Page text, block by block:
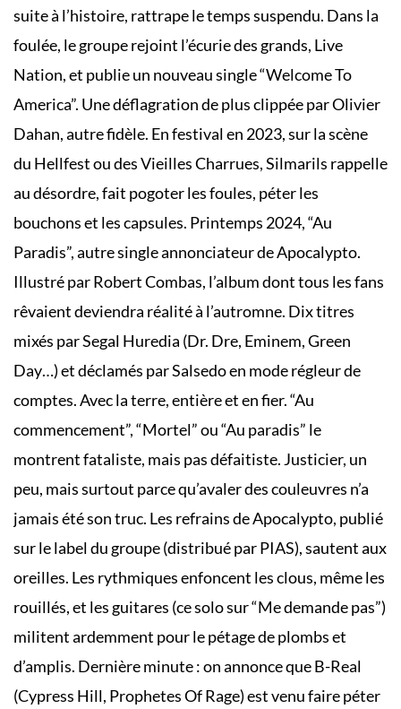
suite à l’histoire, rattrape le temps suspendu. Dans la
foulée, le groupe rejoint l’écurie des grands, Live
Nation, et publie un nouveau single “Welcome To
America”. Une déflagration de plus clippée par Olivier
Dahan, autre fidèle. En festival en 2023, sur la scène
du Hellfest ou des Vieilles Charrues, Silmarils rappelle
au désordre, fait pogoter les foules, péter les
bouchons et les capsules. Printemps 2024, “Au
Paradis”, autre single annonciateur de Apocalypto.
Illustré par Robert Combas, l’album dont tous les fans
rêvaient deviendra réalité à l’autromne. Dix titres
mixés par Segal Huredia (Dr. Dre, Eminem, Green
Day…) et déclamés par Salsedo en mode régleur de
comptes. Avec la terre, entière et en fier. “Au
commencement”, “Mortel” ou “Au paradis” le
montrent fataliste, mais pas défaitiste. Justicier, un
peu, mais surtout parce qu’avaler des couleuvres n’a
jamais été son truc. Les refrains de Apocalypto, publié
sur le label du groupe (distribué par PIAS), sautent aux
oreilles. Les rythmiques enfoncent les clous, même les
rouillés, et les guitares (ce solo sur “Me demande pas”)
militent ardemment pour le pétage de plombs et
d’amplis. Dernière minute : on annonce que B-Real
(Cypress Hill, Prophetes Of Rage) est venu faire péter